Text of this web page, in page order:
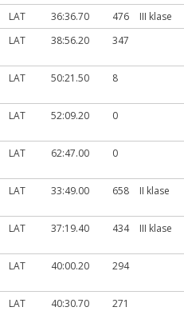
LAT 36:36.70 476
III klase
LAT 38:56.20 347
LAT 50:21.50 8
LAT 52:09.20 0
LAT 62:47.00 0
LAT 33:49.00 658 II klase
LAT 37:19.40 434 III klase
LAT 40:00.20 294
LAT 40:30.70 271